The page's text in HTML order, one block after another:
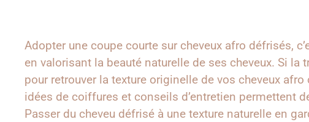
Adopter une coupe courte sur cheveux afro défrisés,
en valorisant la beauté naturelle de ses cheveux. Si
pour retrouver la texture originelle de vos cheveux
idées de coiffures et conseils d’entretien permettent
Passer du cheveu défrisé à une texture naturelle en